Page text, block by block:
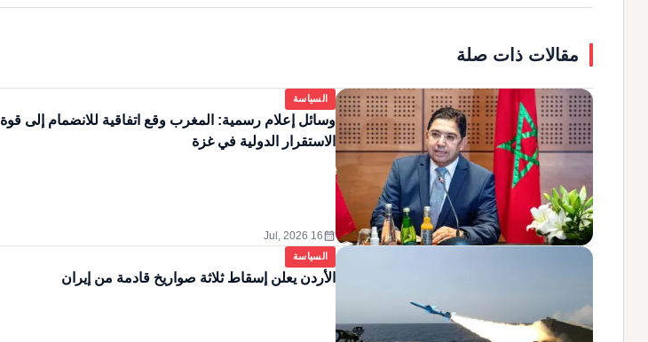
مقالات ذات صلة
السياسة
وسائل إعلام رسمية: المغرب وقع اتفاقية للانضمام إلى قوة
الاستقرار الدولية في غزة
calendar_month
16 Jul, 2026
السياسة
الأردن يعلن إسقاط ثلاثة صواريخ قادمة من إيران